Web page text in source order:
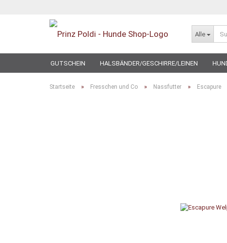
Alle
GUTSCHEIN HALSBÄNDER/GESCHIRRE/LEINEN
SPECIAL
Startseite » Fresschen und Co » Nassfutter » Escapure